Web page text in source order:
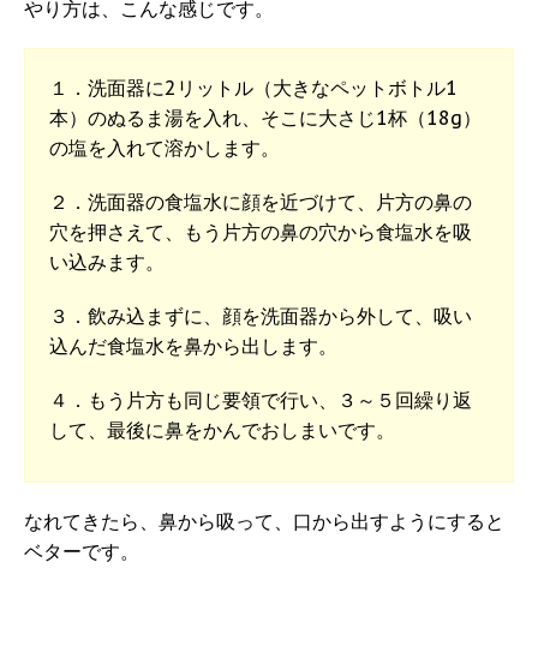
やり方は、こんな感じです。
１．洗面器に2リットル（大きなペットボトル1
本）のぬるま湯を入れ、そこに大さじ1杯（18g）
の塩を入れて溶かします。
２．洗面器の食塩水に顔を近づけて、片方の鼻の
穴を押さえて、もう片方の鼻の穴から食塩水を吸
い込みます。
３．飲み込まずに、顔を洗面器から外して、吸い
込んだ食塩水を鼻から出します。
４．もう片方も同じ要領で行い、３～５回繰り返
して、最後に鼻をかんでおしまいです。
なれてきたら、鼻から吸って、口から出すようにすると
ベターです。